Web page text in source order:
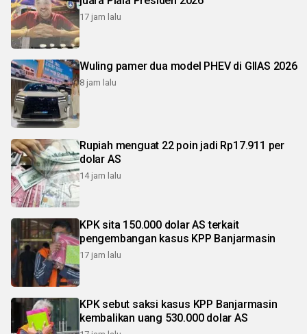
17 jam lalu
Wuling pamer dua model PHEV di GIIAS 2026
8 jam lalu
Rupiah menguat 22 poin jadi Rp17.911 per
dolar AS
14 jam lalu
KPK sita 150.000 dolar AS terkait
pengembangan kasus KPP Banjarmasin
17 jam lalu
KPK sebut saksi kasus KPP Banjarmasin
kembalikan uang 530.000 dolar AS